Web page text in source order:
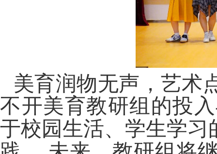
美育润物无声，艺术
不开美育教研组的投
于校园生活、学生学习